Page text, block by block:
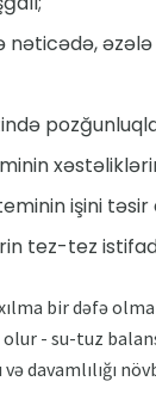
nəticədə, əzələ
işini
tez-tez
bir dəfə
- su-tuz
davamlılığı